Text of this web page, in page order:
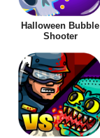
Halloween Bubble
Shooter